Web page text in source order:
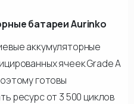
батареи Aurinko
аккумуляторные
ячеек Grade A
готовы
ресурс от 3 500 циклов